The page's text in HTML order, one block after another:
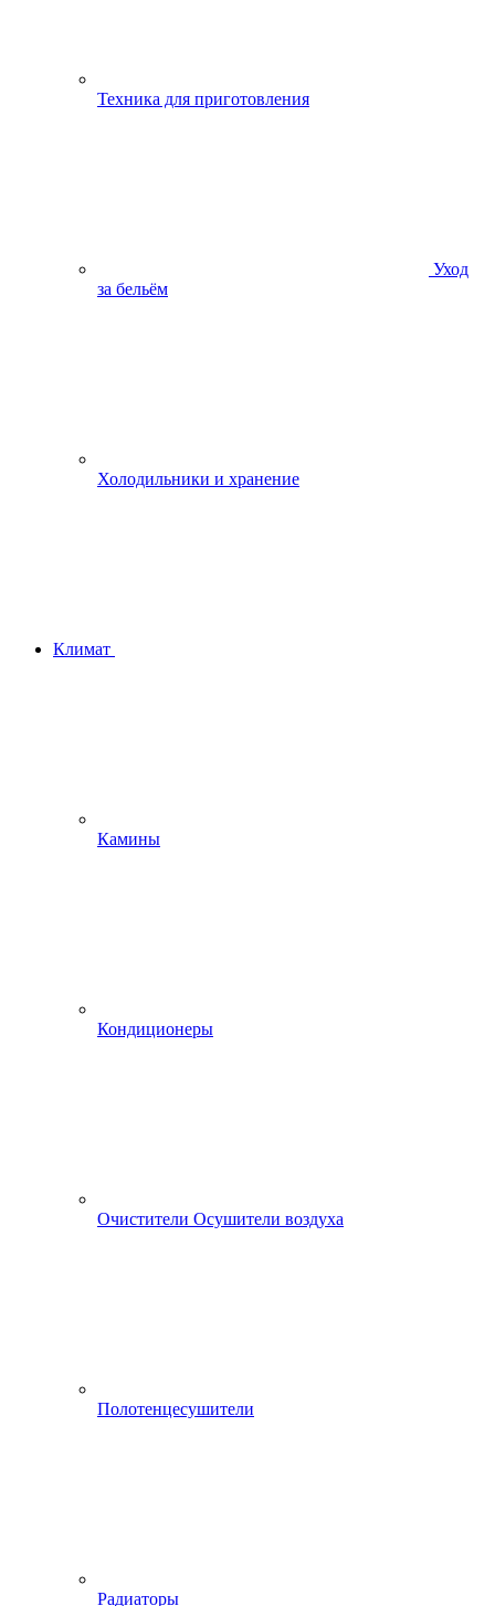
Техника для приготовления
Уход
за бельём
Холодильники и хранение
Климат
Камины
Кондиционеры
Очистители Осушители воздуха
Полотенцесушители
Радиаторы